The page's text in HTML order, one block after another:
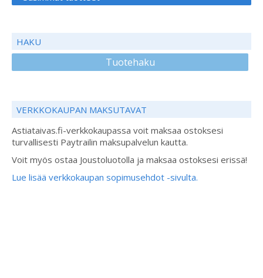
HAKU
Tuotehaku
VERKKOKAUPAN MAKSUTAVAT
Astiataivas.fi-verkkokaupassa voit maksaa ostoksesi
turvallisesti Paytrailin maksupalvelun kautta.
Voit myös ostaa Joustoluotolla ja maksaa ostoksesi erissä!
Lue lisää verkkokaupan sopimusehdot -sivulta.